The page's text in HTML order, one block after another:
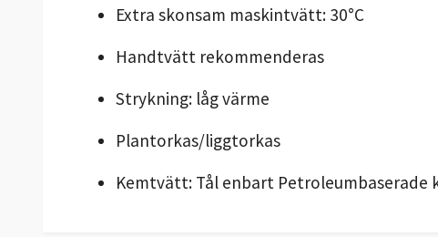
Extra skonsam maskintvätt: 30°C
Handtvätt rekommenderas
Strykning: låg värme
Plantorkas/liggtorkas
Kemtvätt: Tål enbart